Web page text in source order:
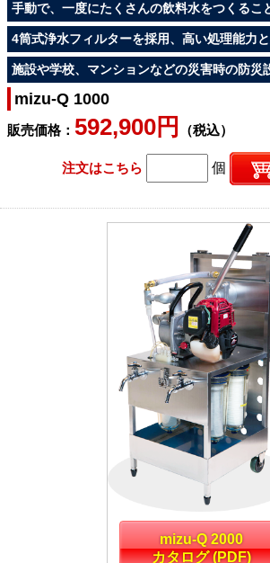
手動で、一度にたくさんの飲料水をつくるこ
4筒式浄水フィルターを採用、高い処理能力
施設や学校、マンションなどの災害時の防災
mizu-Q 1000
販売価格： 592,900円 （税込）
注文はこちら 個
mizu-Q 2000
カタログ (PDF)